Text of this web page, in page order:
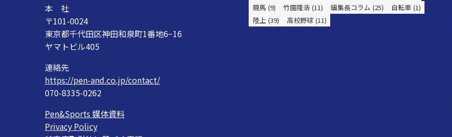
本 社
〒101-0024
東京都千代田区神田和泉町1番地6−16
ヤマトビル405
連絡先
https://pen-and.co.jp/contact/
070-8335-0262
Pen&Sports 媒体資料
Privacy Policy
競馬 (9) 竹園隆浩 (11) 編集長コラム (25) 自転車 (1)
陸上 (39) 高校野球 (11)